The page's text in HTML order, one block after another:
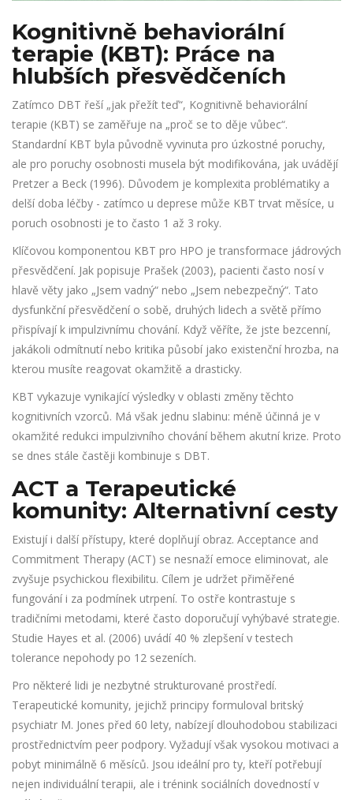
Kognitivně behaviorální
terapie (KBT): Práce na
hlubších přesvědčeních
Zatímco DBT řeší „jak přežít teď“, Kognitivně behaviorální
terapie (KBT) se zaměřuje na „proč se to děje vůbec“.
Standardní KBT byla původně vyvinuta pro úzkostné poruchy,
ale pro poruchy osobnosti musela být modifikována, jak uvádějí
Pretzer a Beck (1996). Důvodem je komplexita problématiky a
delší doba léčby - zatímco u deprese může KBT trvat měsíce, u
poruch osobnosti je to často 1 až 3 roky.
Klíčovou komponentou KBT pro HPO je transformace jádrových
přesvědčení. Jak popisuje Prašek (2003), pacienti často nosí v
hlavě věty jako „Jsem vadný“ nebo „Jsem nebezpečný“. Tato
dysfunkční přesvědčení o sobě, druhých lidech a světě přímo
přispívají k impulzivnímu chování. Když věříte, že jste bezcenní,
jakákoli odmítnutí nebo kritika působí jako existenční hrozba, na
kterou musíte reagovat okamžitě a drasticky.
KBT vykazuje vynikající výsledky v oblasti změny těchto
kognitivních vzorců. Má však jednu slabinu: méně účinná je v
okamžité redukci impulzivního chování během akutní krize. Proto
se dnes stále častěji kombinuje s DBT.
ACT a Terapeutické
komunity: Alternativní cesty
Existují i další přístupy, které doplňují obraz. Acceptance and
Commitment Therapy (ACT) se nesnaží emoce eliminovat, ale
zvyšuje psychickou flexibilitu. Cílem je udržet přiměřené
fungování i za podmínek utrpení. To ostře kontrastuje s
tradičními metodami, které často doporučují vyhýbavé strategie.
Studie Hayes et al. (2006) uvádí 40 % zlepšení v testech
tolerance nepohody po 12 sezeních.
Pro některé lidi je nezbytné strukturované prostředí.
Terapeutické komunity, jejichž principy formuloval britský
psychiatr M. Jones před 60 lety, nabízejí dlouhodobou stabilizaci
prostřednictvím peer podpory. Vyžadují však vysokou motivaci a
pobyt minimálně 6 měsíců. Jsou ideální pro ty, kteří potřebují
nejen individuální terapii, ale i trénink sociálních dovedností v